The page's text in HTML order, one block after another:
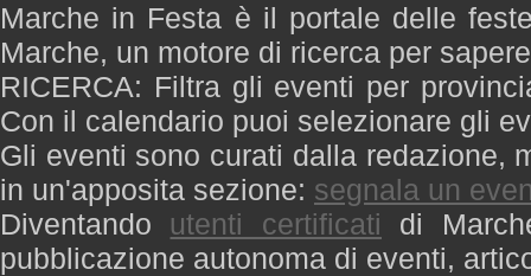
Marche in Festa è il portale delle
Marche, un motore di ricerca per
RICERCA: Filtra gli eventi per
Con il calendario puoi selezionare gli
Gli eventi sono curati dalla redazione,
in un'apposita sezione: segnala un
Diventando utenti certificati di
pubblicazione autonoma di eventi,